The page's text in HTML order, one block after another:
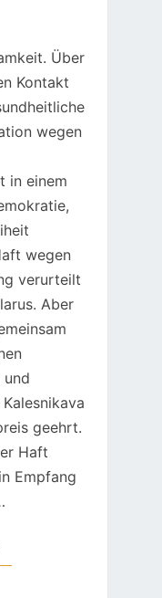
Über
Kontakt
wegen
in einem
wegen
verurteilt
Aber
und
geehrt.
Haft
Empfang